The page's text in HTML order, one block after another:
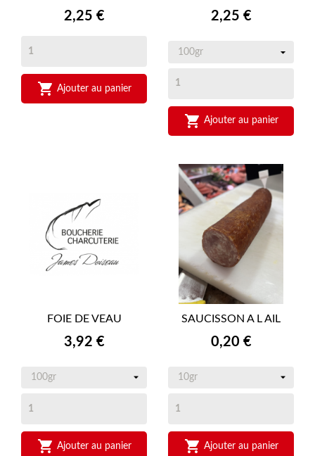
Prix
2,25 €
 Ajouter au panier
Prix
2,25 €
 Ajouter au panier
FOIE DE VEAU
Prix
3,92 €
 Ajouter au panier
SAUCISSON A L AIL
Prix
0,20 €
 Ajouter au panier